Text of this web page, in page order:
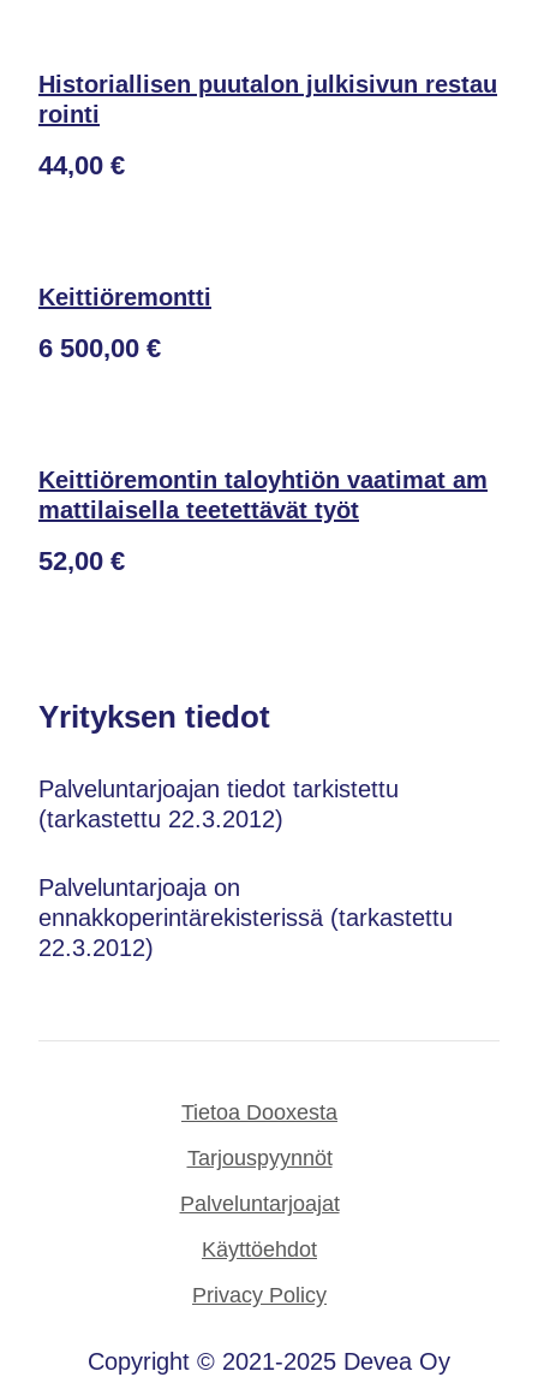
Historiallisen puutalon julkisivun restau
rointi
44,00 €
Keittiöremontti
6 500,00 €
Keittiöremontin taloyhtiön vaatimat am
mattilaisella teetettävät työt
52,00 €
Yrityksen tiedot
Palveluntarjoajan tiedot tarkistettu
(tarkastettu 22.3.2012)
Palveluntarjoaja on
ennakkoperintärekisterissä (tarkastettu
22.3.2012)
Tietoa Dooxesta
Tarjouspyynnöt
Palveluntarjoajat
Käyttöehdot
Privacy Policy
Copyright © 2021-2025 Devea Oy